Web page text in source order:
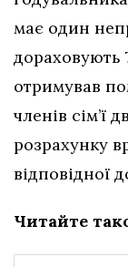
має один
дораховують
отримував
членів сім’ї
розрахунку
відповідної
Читайте